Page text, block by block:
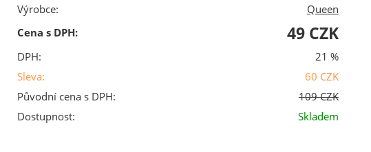
Výrobce:
Queen
Cena s DPH:
49 CZK
DPH:
21 %
Sleva:
60 CZK
Původní cena s DPH:
109 CZK
Dostupnost:
Skladem